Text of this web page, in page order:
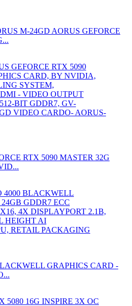
M-24GD AORUS GEFORCE
RTX 5090 MASTER 32G
GRAPHICS CARD -